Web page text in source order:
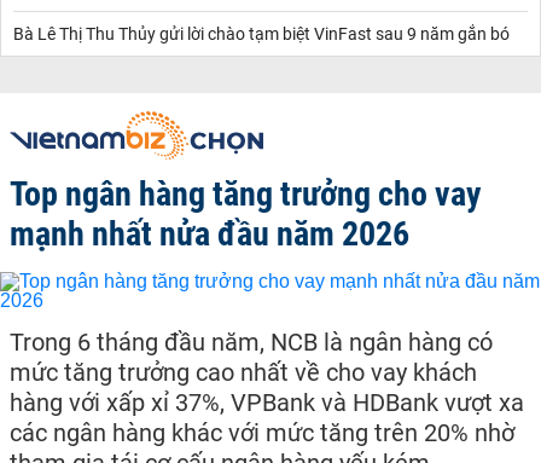
Bà Lê Thị Thu Thủy gửi lời chào tạm biệt VinFast sau 9 năm gắn bó
Top ngân hàng tăng trưởng cho vay
mạnh nhất nửa đầu năm 2026
Trong 6 tháng đầu năm, NCB là ngân hàng có
mức tăng trưởng cao nhất về cho vay khách
hàng với xấp xỉ 37%, VPBank và HDBank vượt xa
các ngân hàng khác với mức tăng trên 20% nhờ